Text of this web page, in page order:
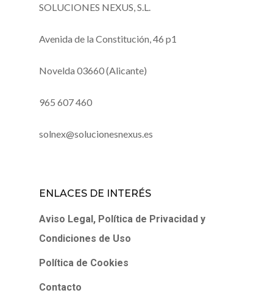
SOLUCIONES NEXUS, S.L.
Avenida de la Constitución, 46 p1
Novelda 03660 (Alicante)
965 607 460
solnex@solucionesnexus.es
ENLACES DE INTERÉS
Aviso Legal, Política de Privacidad y
Condiciones de Uso
Política de Cookies
Contacto